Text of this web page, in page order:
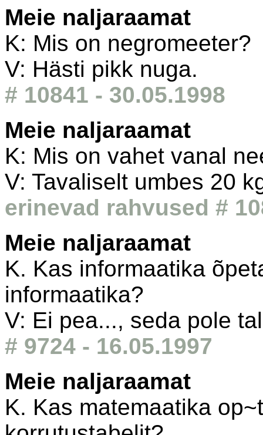
Meie naljaraamat
K: Mis on negromeeter?
V: Hästi pikk nuga.
# 10841 - 30.05.1998
Meie naljaraamat
K: Mis on vahet vanal
V: Tavaliselt umbes 20
erinevad rahvused #
Meie naljaraamat
K. Kas informaatika
informaatika?
V: Ei pea..., seda pole
# 9724 - 16.05.1997
Meie naljaraamat
K. Kas matemaatika